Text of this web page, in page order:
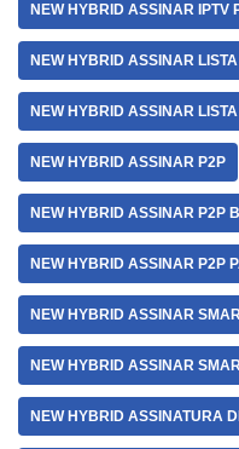
NEW HYBRID ASSINAR IPTV
NEW HYBRID ASSINAR
NEW HYBRID ASSINAR
NEW HYBRID ASSINAR P2P
NEW HYBRID ASSINAR P2P
NEW HYBRID ASSINAR P2P
NEW HYBRID ASSINAR
NEW HYBRID ASSINAR
NEW HYBRID ASSINATURA